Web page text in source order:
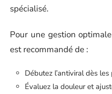
spécialisé.
Pour une gestion
est recommandé de :
Débutez l’antiviral dès
Évaluez la douleur et